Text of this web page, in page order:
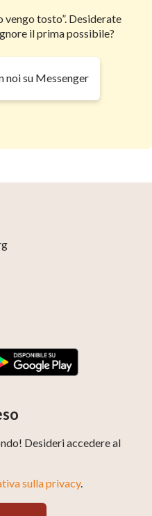
vengo tosto”. Desiderate
il prima possibile?
noi su Messenger
Desideri accedere al
sulla privacy.